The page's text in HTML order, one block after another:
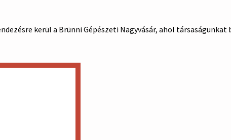
kerül a Brünni Gépészeti Nagyvásár, ahol